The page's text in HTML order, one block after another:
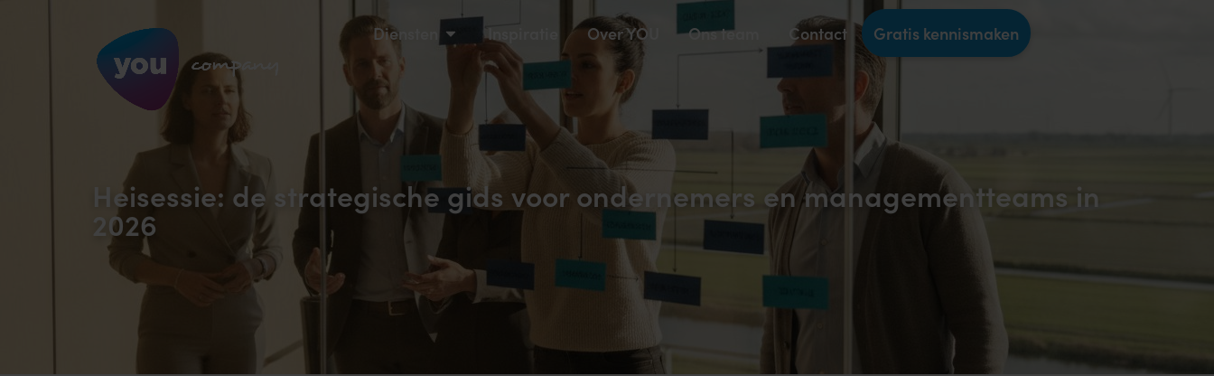
Diensten Inspiratie Over YOU Ons team Contact Gratis kennismaken
Heisessie: de strategische gids voor ondernemers en managementteams in
2026